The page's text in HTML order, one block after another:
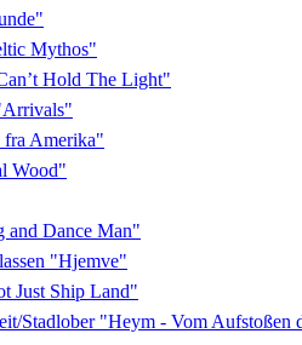
Mythos"
Hold The Light"
fra Amerika"
Wood"
and Dance Man"
"Hjemve"
Just Ship Land"
Stadlober "Heym - Vom Aufstoßen